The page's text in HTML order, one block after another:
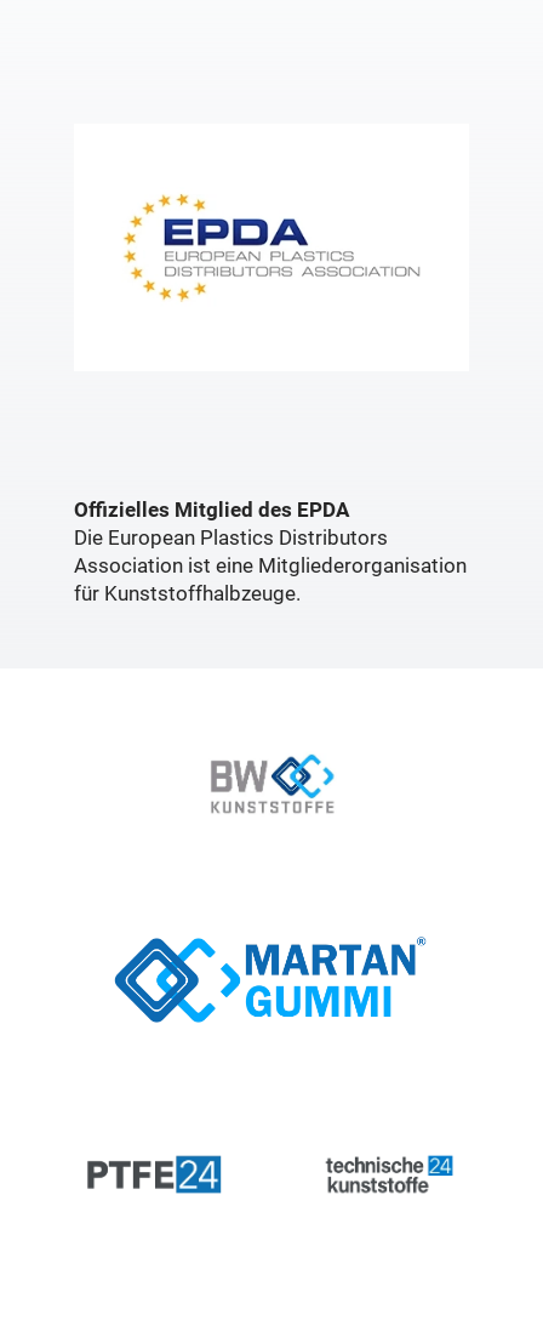
Offizielles Mitglied des EPDA
Die European Plastics Distributors
Association ist eine Mitgliederorganisation
für Kunststoffhalbzeuge.